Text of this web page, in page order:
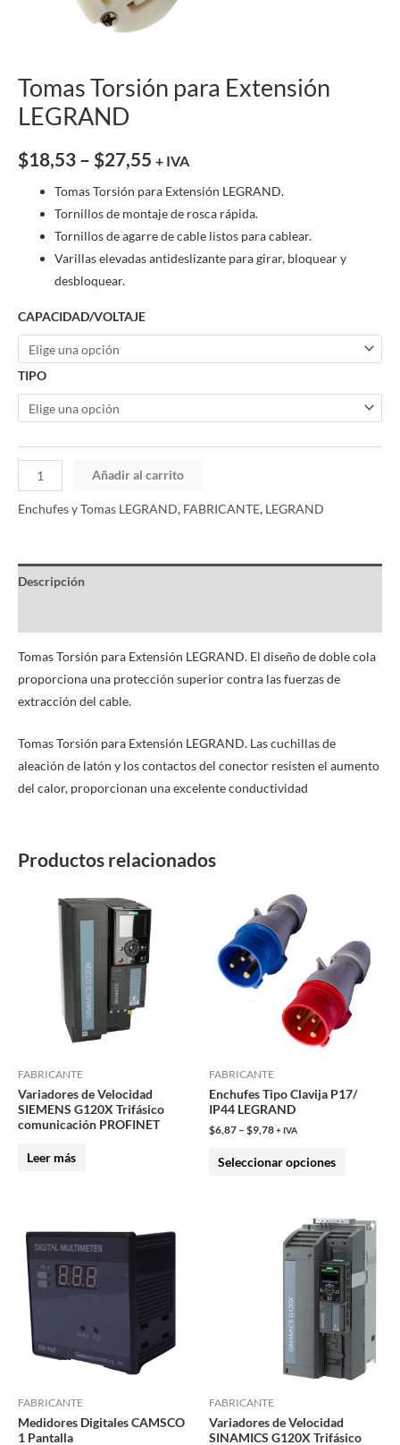
Tomas Torsión para Extensión
LEGRAND
$18,53 – $27,55 + IVA
Tomas Torsión para Extensión LEGRAND.
Tornillos de montaje de rosca rápida.
Tornillos de agarre de cable listos para cablear.
Varillas elevadas antideslizante para girar, bloquear y
desbloquear.
CAPACIDAD/VOLTAJE
TIPO
Añadir al carrito
Enchufes y Tomas LEGRAND, FABRICANTE, LEGRAND
Descripción
Tomas Torsión para Extensión LEGRAND. El diseño de doble cola
proporciona una protección superior contra las fuerzas de
extracción del cable.
Tomas Torsión para Extensión LEGRAND. Las cuchillas de
aleación de latón y los contactos del conector resisten el aumento
del calor, proporcionan una excelente conductividad
Productos relacionados
FABRICANTE
Variadores de Velocidad
SIEMENS G120X Trifásico
comunicación PROFINET
Leer más
FABRICANTE
Enchufes Tipo Clavija P17/
IP44 LEGRAND
$6,87 – $9,78+ IVA
Seleccionar opciones
tiene
múltiples
variantes.
Las
opciones
elegir
FABRICANTE
Medidores Digitales CAMSCO
1 Pantalla
producto
variantes.
Las
opciones
elegir
FABRICANTE
Variadores de Velocidad
SINAMICS G120X Trifásico